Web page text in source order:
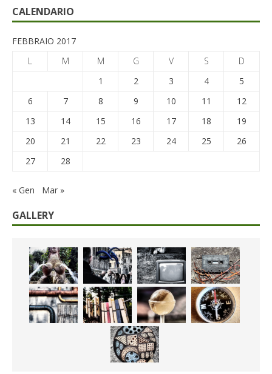
CALENDARIO
FEBBRAIO 2017
L
M M G V S
D
1
2 3 4
5
6
7 8 9 10 11
12
13
14 15 16 17 18
19
20
21 22 23 24 25
26
27
28
« Gen Mar »
GALLERY